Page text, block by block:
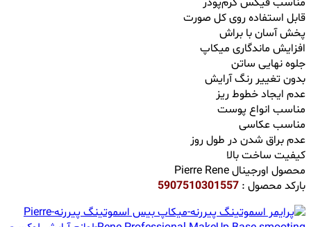
قابل استفاده روی کل صورت
پخش آسان با براش
افزایش ماندگاری میکاپ
جلوه نهایی ساتن
بدون تغییر رنگ آرایش
عدم ایجاد خطوط ریز
مناسب انواع پوست
مناسب عکاسی
عدم براق شدن در طول روز
کیفیت ساخت بالا
محصول اورجینال Pierre Rene
بارکد محصول : 5907510301557